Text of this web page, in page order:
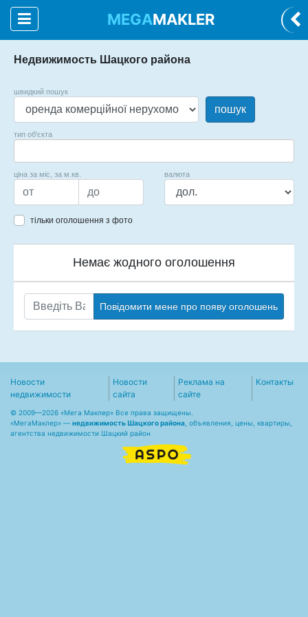
MEGAMAKLER
Недвижимость Шацкого района
швидкий пошук
пошук
тип об'єкта
ціна за міс, за м.кв. валюта
тільки оголошення з фото
Немає жодного оголошення
Повідомити мене про появу оголошень
Новости
недвижимости
Новости
сайта
Реклама на
сайте
Контакты
© 2009—2026 «Мега Маклер» Все права защищены.
«МегаМаклер» — недвижимость Шацкого района , объявления, цены, квартиры,
агентства недвижимости Шацкий район